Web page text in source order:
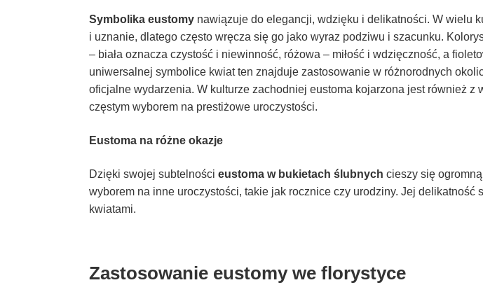
Symbolika eustomy nawiązuje do elegancji, wdzięku i delikatności. W wielu
i uznanie, dlatego często wręcza się go jako wyraz podziwu i szacunku.
– biała oznacza czystość i niewinność, różowa – miłość i wdzięczność, a
uniwersalnej symbolice kwiat ten znajduje zastosowanie w różnorodnych
oficjalne wydarzenia. W kulturze zachodniej eustoma kojarzona jest również z
częstym wyborem na prestiżowe uroczystości.
Eustoma na różne okazje
Dzięki swojej subtelności eustoma w bukietach ślubnych cieszy się
wyborem na inne uroczystości, takie jak rocznice czy urodziny. Jej delikatność
kwiatami.
Zastosowanie eustomy we florystyce